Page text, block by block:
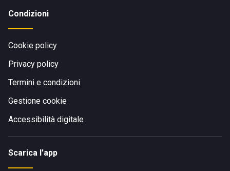
Condizioni
Cookie policy
Privacy policy
Termini e condizioni
Gestione cookie
Accessibilità digitale
Scarica l'app